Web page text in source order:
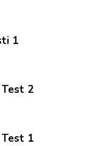
1
Test 2
Test 1